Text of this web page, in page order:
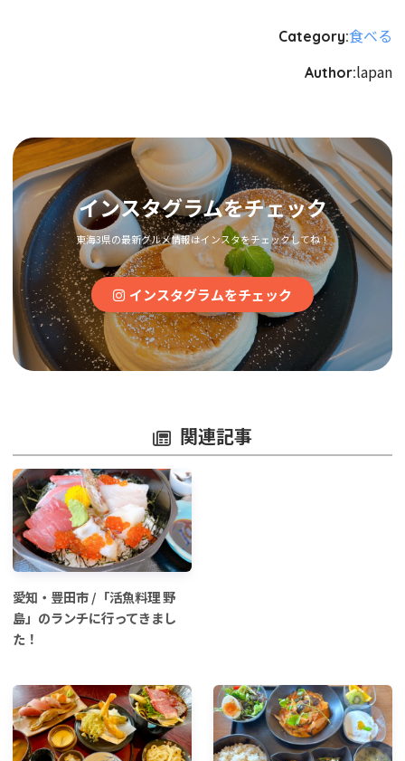
Category:食べる
Author:lapan
インスタグラムをチェック
東海3県の最新グルメ情報はインスタをチェックしてね！
インスタグラムをチェック
関連記事
愛知・豊田市 /「活魚料理 野
島」のランチに行ってきまし
た！